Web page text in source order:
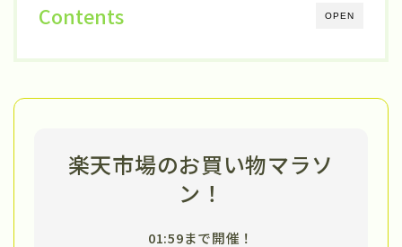
OPEN
Contents
楽天市場のお買い物マラソ
ン！
01:59まで開催！